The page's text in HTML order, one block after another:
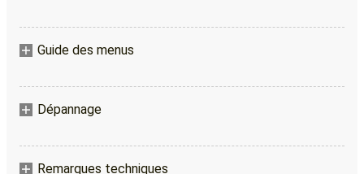
Guide des menus
Dépannage
Remarques techniques